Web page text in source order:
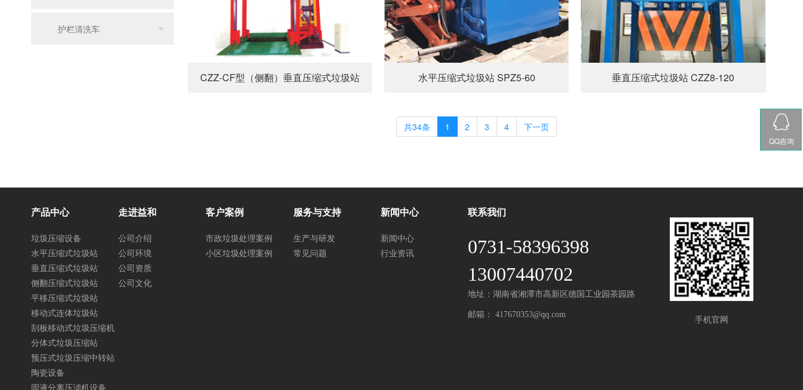
护栏清洗车
CZZ-CF型（侧翻）垂直压缩式垃圾站 水平压缩式垃圾站 SPZ5-60 垂直压缩式垃圾站 CZZ8-120
共34条 1 2 3 4 下一页
产品中心
垃圾压缩设备
水平压缩式垃圾站
垂直压缩式垃圾站
侧翻压缩式垃圾站
平移压缩式垃圾站
移动式连体垃圾站
刮板移动式垃圾压缩机
分体式垃圾压缩站
预压式垃圾压缩中转站
陶瓷设备
固液分离压滤机设备
走进益和
公司介绍
公司环境
公司资质
公司文化
客户案例
市政垃圾处理案例
小区垃圾处理案例
服务与支持
生产与研发
常见问题
新闻中心
新闻中心
行业资讯
联系我们
0731-58396398
13007440702
地址：湖南省湘潭市高新区德国工业园茶园路
邮箱：417670353@qq.com 手机官网
QQ咨询